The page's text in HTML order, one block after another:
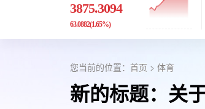
3875.3094
63.0882(1.65%)
您当前的位置： 首页 > 体育
新的标题：关